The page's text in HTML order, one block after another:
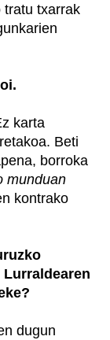
tratu txarrak
karta
Beti
borroka
munduan
kontrako
dugun